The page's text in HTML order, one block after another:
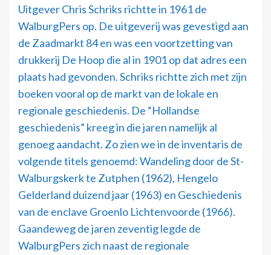
Uitgever Chris Schriks richtte in 1961 de
WalburgPers op. De uitgeverij was gevestigd aan
de Zaadmarkt 84 en was een voortzetting van
drukkerij De Hoop die al in 1901 op dat adres een
plaats had gevonden. Schriks richtte zich met zijn
boeken vooral op de markt van de lokale en
regionale geschiedenis. De “Hollandse
geschiedenis” kreeg in die jaren namelijk al
genoeg aandacht. Zo zien we in de inventaris de
volgende titels genoemd: Wandeling door de St-
Walburgskerk te Zutphen (1962), Hengelo
Gelderland duizend jaar (1963) en Geschiedenis
van de enclave Groenlo Lichtenvoorde (1966).
Gaandeweg de jaren zeventig legde de
WalburgPers zich naast de regionale